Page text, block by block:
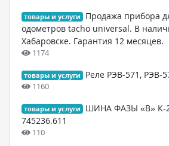
товары и услуги
Продажа прибора
одометров tacho universal. В
Хабаровске. Гарантия 12 месяцев.
1174
товары и услуги Реле РЭВ-571, РЭВ-
1160
товары и услуги
ШИНА ФАЗЫ «В» К-
745236.611
110